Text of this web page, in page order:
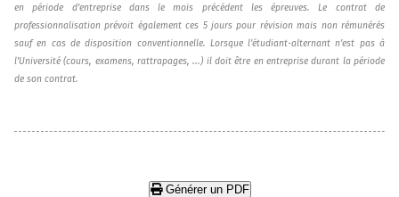
en période d’entreprise dans le mois précédent les épreuves. Le contrat de
professionnalisation prévoit également ces 5 jours pour révision mais non rémunérés
sauf en cas de disposition conventionnelle. Lorsque l’étudiant-alternant n’est pas à
l'Université (cours, examens, rattrapages, ...) il doit être en entreprise durant la période
de son contrat.
Générer un PDF